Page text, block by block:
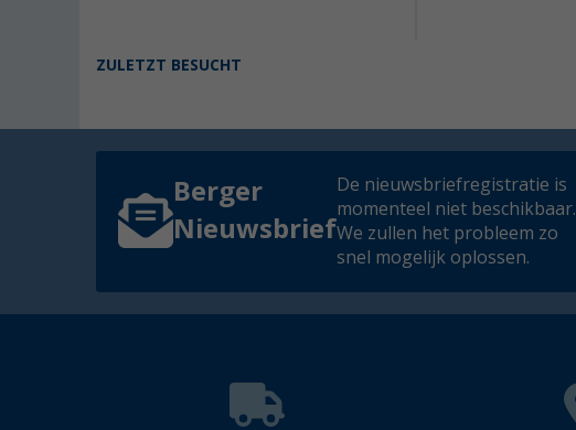
ZULETZT BESUCHT
Berger
Nieuwsbrief
De nieuwsbriefregistratie is
momenteel niet beschikbaar.
We zullen het probleem zo
snel mogelijk oplossen.